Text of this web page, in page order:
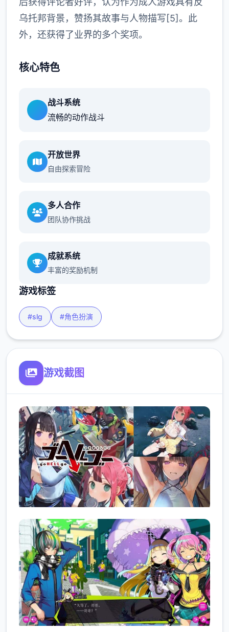
乌托邦背景，赞扬其故事与人物描写[5]。此
外，还获得了业界的多个奖项。
核心特色
战斗系统
流畅的动作战斗
开放世界
自由探索冒险
多人合作
团队协作挑战
成就系统
丰富的奖励机制
游戏标签
#slg #角色扮演
游戏截图